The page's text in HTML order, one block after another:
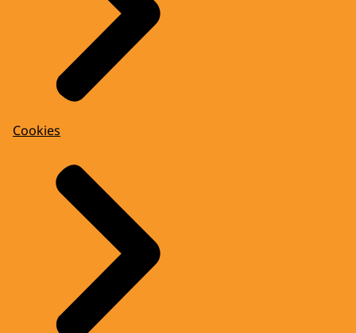
Cookies